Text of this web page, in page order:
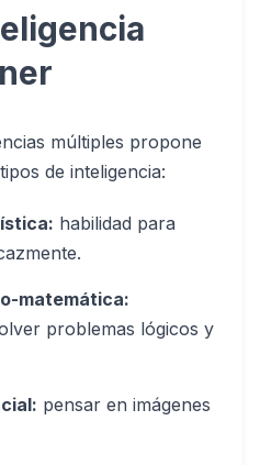
múltiples propone
de inteligencia:
habilidad para
matemática:
problemas lógicos y
pensar en imágenes